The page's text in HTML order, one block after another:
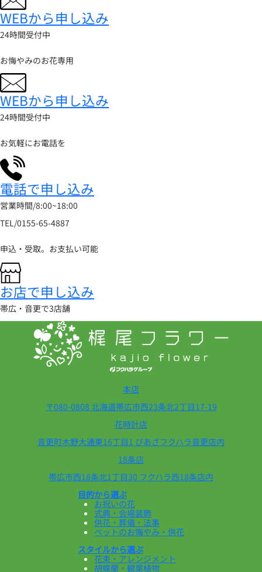
WEBから申し込み
24時間受付中
お悔やみのお花専用
WEBから申し込み
24時間受付中
お気軽にお電話を
電話で申し込み
営業時間/8:00~18:00
TEL/0155-65-4887
申込・受取。お支払い可能
お店で申し込み
帯広・音更で3店舗
本店
〒080-0808 北海道帯広市西23条北2丁目17-19
花時計店
音更町木野大通東16丁目1 ぴあざフクハラ音更店内
18条店
帯広市西18条北1丁目30 フクハラ西18条店内
目的から選ぶ
お祝いの花
式典・会場装飾
供花・葬儀・法事
ペットのお悔やみ・供花
スタイルから選ぶ
花束・アレンジメント
胡蝶蘭・観葉植物